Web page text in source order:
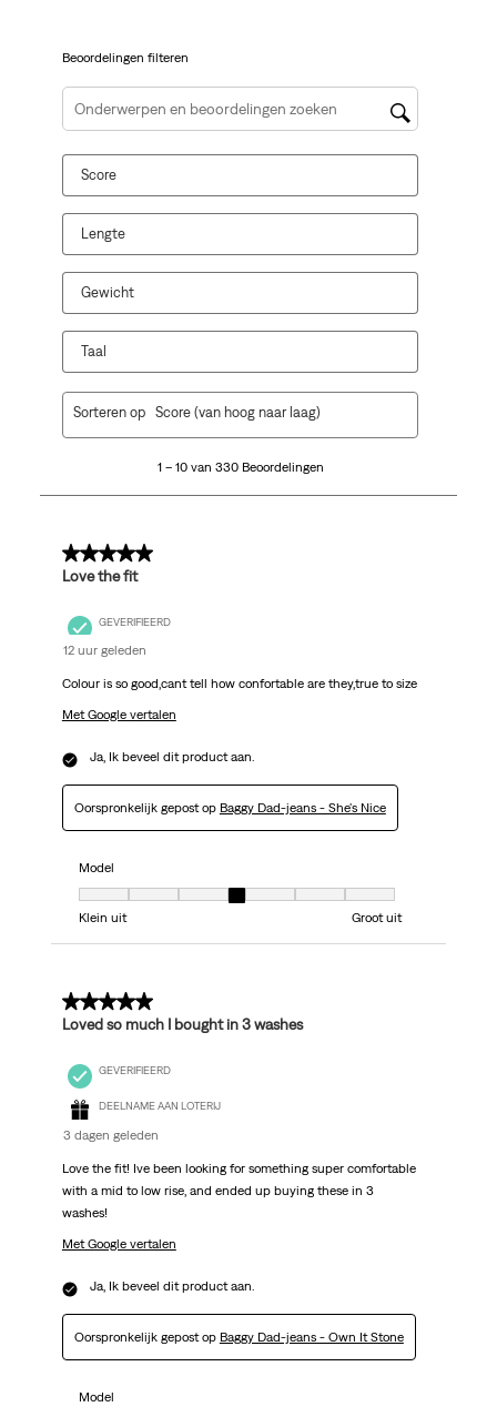
Beoordelingen filteren
Onderwerpen en beoordelingen zoeken per regio
Score
Lengte
Gewicht
Taal
330
1 – 10 van 330 Beoordelingen
Sorteren op Score (van hoog naar laag)
5 van 5 sterren.
Love the fit
GEVERIFIEERD
12 uur geleden
Colour is so good,cant tell how confortable are they,true to size
Met Google vertalen
Ja, Ik beveel dit product aan.
Oorspronkelijk gepost op Baggy Dad-jeans - She's Nice
Model
Model, 4 van 7, waarbij 1 gelijk is aan Klein uit en 7 gelijk is aan Groot uit
Klein uit
Groot uit
5 van 5 sterren.
Loved so much I bought in 3 washes
GEVERIFIEERD
DEELNAME AAN LOTERIJ
3 dagen geleden
Love the fit! Ive been looking for something super comfortable
with a mid to low rise, and ended up buying these in 3
washes!
Met Google vertalen
Ja, Ik beveel dit product aan.
Oorspronkelijk gepost op Baggy Dad-jeans - Own It Stone
Model